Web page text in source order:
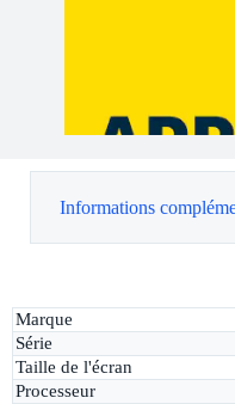
Informations
Marque
Série
Taille de l'écran
Processeur